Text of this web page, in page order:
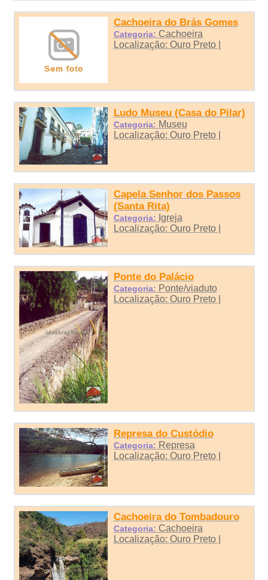
Cachoeira do Brás Gomes
Categoria: Cachoeira
Localização: Ouro Preto |
Ludo Museu (Casa do Pilar)
Categoria: Museu
Localização: Ouro Preto |
Capela Senhor dos Passos
(Santa Rita)
Categoria: Igreja
Localização: Ouro Preto |
Ponte do Palácio
Categoria: Ponte/viaduto
Localização: Ouro Preto |
Represa do Custódio
Categoria: Represa
Localização: Ouro Preto |
Cachoeira do Tombadouro
Categoria: Cachoeira
Localização: Ouro Preto |